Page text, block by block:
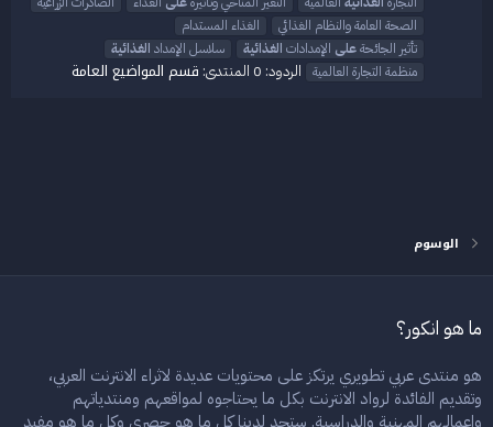
الصحة العامة والنظام الغذائي
الغذاء المستدام
تأثير الجائحةعلى الإمدادات الغذائية سلاسل الإمداد الغذائية
منظمة التجارة العالمية
الردود: 0 المنتدى: قسم المواضيع العامة
الوسوم
ما هو انكور؟
هو منتدى عربي تطويري يرتكز على محتويات عديدة لاثراء الانترنت العربي،
وتقديم الفائدة لرواد الانترنت بكل ما يحتاجوه لمواقعهم ومنتدياتهم
واعمالهم المهنية والدراسية. ستجد لدينا كل ما هو حصري وكل ما هو مفيد